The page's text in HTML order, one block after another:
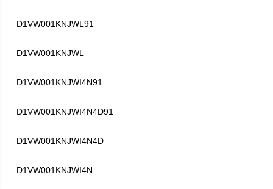
D1VW001KNJWL91
D1VW001KNJWL
D1VW001KNJWI4N91
D1VW001KNJWI4N4D91
D1VW001KNJWI4N4D
D1VW001KNJWI4N